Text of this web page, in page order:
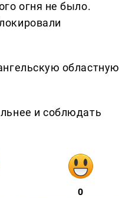
огня не было.
областную
и соблюдать
0